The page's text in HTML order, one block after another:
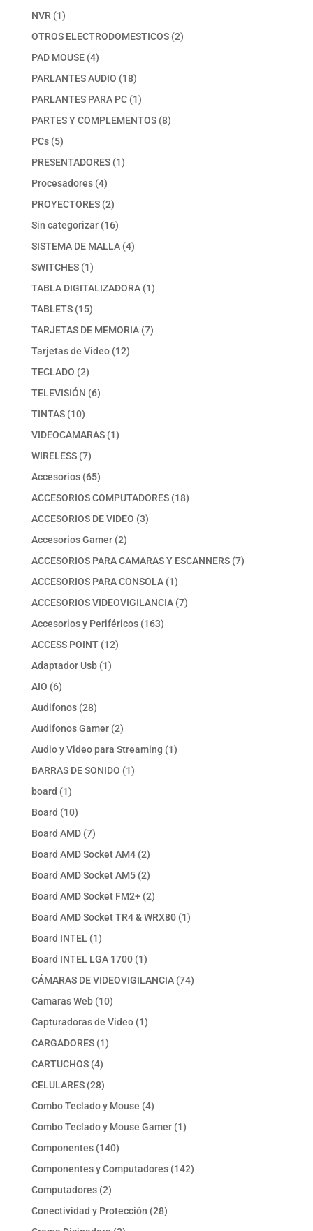
NVR 11
producto
OTROS ELECTRODOMESTICOS 22
PAD MOUSE 44
productos
PARLANTES AUDIO 1818
productos
PARLANTES PARA PC 11
producto
PARTES Y COMPLEMENTOS 88
PCs 55
productos
PRESENTADORES 11
Procesadores 44
productos
PROYECTORES 22
productos
Sin categorizar 1616
productos
SISTEMA DE MALLA 44
SWITCHES 11
producto
TABLA DIGITALIZADORA 11
TABLETS 1515
productos
TARJETAS DE MEMORIA 77
Tarjetas de Video 1212
TECLADO 22
productos
TELEVISIÓN 66
TINTAS 1010
productos
VIDEOCAMARAS 11
WIRELESS 77
productos
Accesorios 6565
productos
ACCESORIOS COMPUTADORES 1818
ACCESORIOS DE VIDEO 33
Accesorios Gamer 22
productos
ACCESORIOS PARA CAMARAS Y ESCANNERS 77
ACCESORIOS PARA CONSOLA 11
producto
ACCESORIOS VIDEOVIGILANCIA 77
Accesorios y Periféricos 163163
ACCESS POINT 1212
Adaptador Usb 11
AIO 66
productos
Audifonos 2828
productos
Audifonos Gamer 22
productos
Audio y Video para Streaming 11
BARRAS DE SONIDO 11
board 11
producto
Board 1010
productos
Board AMD 77
productos
Board AMD Socket AM4 22
productos
Board AMD Socket AM5 22
productos
Board AMD Socket FM2+ 22
productos
Board AMD Socket TR4 & WRX80 11
Board INTEL 11
producto
Board INTEL LGA 1700 11
producto
CÁMARAS DE VIDEOVIGILANCIA 7474
Camaras Web 1010
productos
Capturadoras de Video 11
CARGADORES 11
CARTUCHOS 44
productos
CELULARES 2828
productos
Combo Teclado y Mouse 44
productos
Combo Teclado y Mouse Gamer 11
Componentes 140140
productos
Componentes y Computadores 142142
Computadores 22
productos
Conectividad y Protección 2828